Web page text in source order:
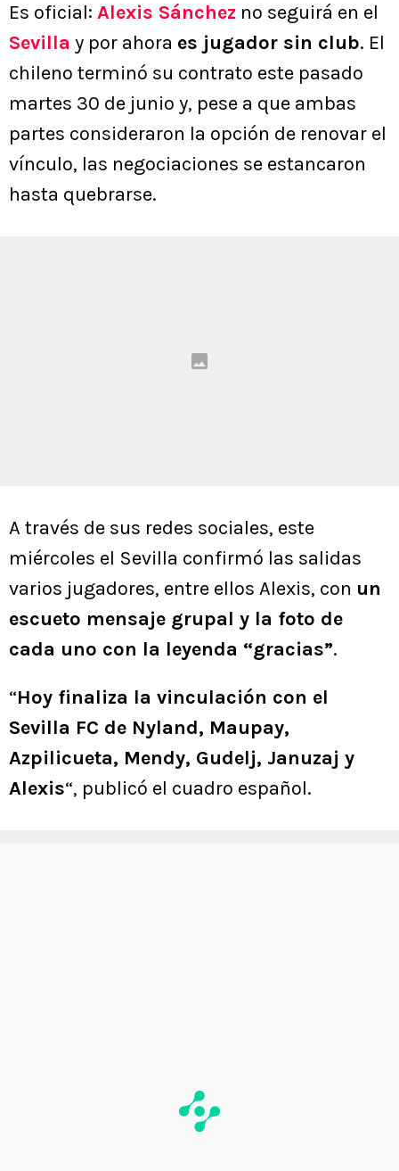
Es oficial: Alexis Sánchez no seguirá en el
Sevilla y por ahora es jugador sin club. El
chileno terminó su contrato este pasado
martes 30 de junio y, pese a que ambas
partes consideraron la opción de renovar el
vínculo, las negociaciones se estancaron
hasta quebrarse.
A través de sus redes sociales, este
miércoles el Sevilla confirmó las salidas
varios jugadores, entre ellos Alexis, con un
escueto mensaje grupal y la foto de
cada uno con la leyenda “gracias”.
“Hoy finaliza la vinculación con el
Sevilla FC de Nyland, Maupay,
Azpilicueta, Mendy, Gudelj, Januzaj y
Alexis“, publicó el cuadro español.